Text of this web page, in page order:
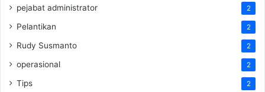
pejabat administrator 2
Pelantikan 2
Rudy Susmanto 2
operasional 2
Tips 2